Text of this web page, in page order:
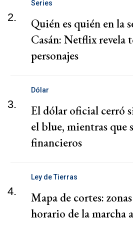
2.
Series
Quién es quién en la
Casán: Netflix revela
personajes
3.
Dólar
El dólar oficial cerró
el blue, mientras que
financieros
4.
Ley de Tierras
Mapa de cortes:
horario de la marcha